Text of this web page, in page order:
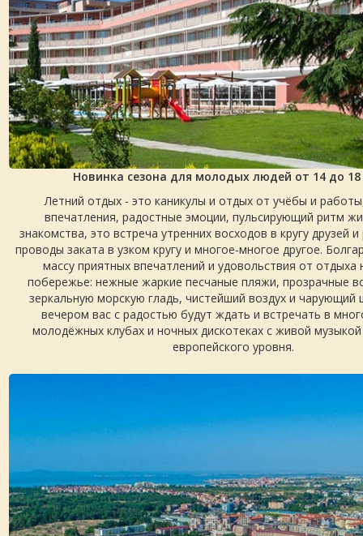
Новинка сезона для молодых людей от 14 до 18
Летний отдых - это каникулы и отдых от учёбы и
впечатления, радостные эмоции, пульсирующий ритм
знакомства, это встреча утренних восходов в кругу друзей
проводы заката в узком кругу и многое-многое другое.
массу приятных впечатлений и удовольствия от отдыха
побережье: нежные жаркие песчаные пляжи, прозрачные
зеркальную морскую гладь, чистейший воздух и чарующий
вечером вас с радостью будут ждать и встречать в
молодёжных клубах и ночных дискотеках с живой
европейского уровня.